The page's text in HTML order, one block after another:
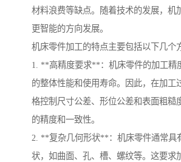
材料浪费等缺点。随着技术的发展，机
更智能的方向发展。
机床零件加工的特点主要包括以下几个
1. **高精度要求**：机床零件的加工精
的整体性能和使用寿命。因此，在加工
格控制尺寸公差、形位公差和表面粗糙
的精度和一致性。
2. **复杂几何形状**：机床零件通常具
状，如曲面、孔、槽、螺纹等。这要求